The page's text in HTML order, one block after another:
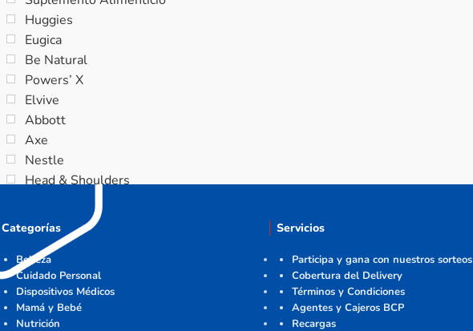
Huggies
Eugica
Be Natural
Powers’ X
Elvive
Abbott
Axe
Nestle
Head & Shoulders
Categorías
Belleza
Cuidado Personal
Dispositivos Médicos
Mamá y Bebé
Nutrición
Servicios
Participa y gana con nuestros sorteos
Cobertura del Delivery
Términos y Condiciones
Agentes y Cajeros BCP
Recargas